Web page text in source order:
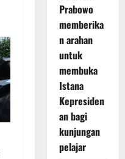
Prabowo
memberika
n arahan
untuk
membuka
Istana
Kepresiden
an bagi
kunjungan
pelajar